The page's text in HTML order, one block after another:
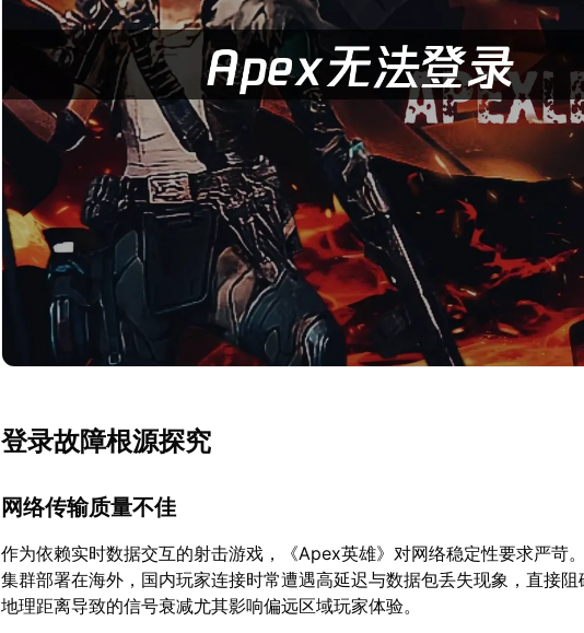
登录故障根源探究
网络传输质量不佳
作为依赖实时数据交互的射击游戏，《Apex英雄》对网络稳定性要求严苛
集群部署在海外，国内玩家连接时常遭遇高延迟与数据包丢失现象，直接阻
地理距离导致的信号衰减尤其影响偏远区域玩家体验。